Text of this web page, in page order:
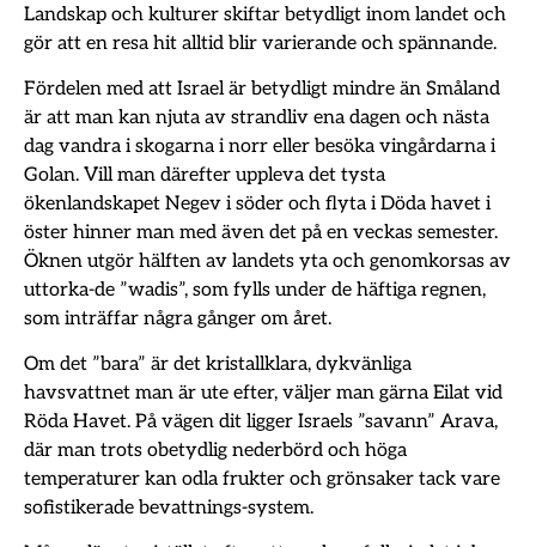
Landskap och kulturer skiftar betydligt inom landet och
gör att en resa hit alltid blir varierande och spännande.
Fördelen med att Israel är betydligt mindre än Småland
är att man kan njuta av strandliv ena dagen och nästa
dag vandra i skogarna i norr eller besöka vingårdarna i
Golan. Vill man därefter uppleva det tysta
ökenlandskapet Negev i söder och flyta i Döda havet i
öster hinner man med även det på en veckas semester.
Öknen utgör hälften av landets yta och genomkorsas av
uttorka-de ”wadis”, som fylls under de häftiga regnen,
som inträffar några gånger om året.
Om det ”bara” är det kristallklara, dykvänliga
havsvattnet man är ute efter, väljer man gärna Eilat vid
Röda Havet. På vägen dit ligger Israels ”savann” Arava,
där man trots obetydlig nederbörd och höga
temperaturer kan odla frukter och grönsaker tack vare
sofistikerade bevattnings-system.